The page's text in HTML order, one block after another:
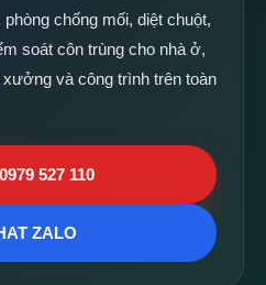
chống mối, diệt chuột,
soát côn trùng cho nhà ở,
và công trình trên toàn
527 110
ZALO